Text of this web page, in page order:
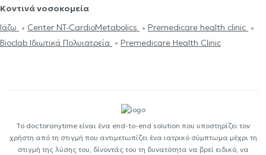
Κοντινά νοσοκομεία
Ιάζω
Center NT-CardioMetabolics
Premedicare health clinic
Bioclab Ιδιωτικά Πολυιατρεία
Premedicare Health Clinic
Το doctoranytime είναι ένα end-to-end solution που υποστηρίζει τον
χρήστη από τη στιγμή που αντιμετωπίζει ένα ιατρικό σύμπτωμα μέχρι τη
στιγμή της λύσης του, δίνοντάς του τη δυνατότητα να βρεί ειδικό, να